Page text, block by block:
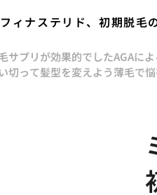
ィナステリド、初期脱毛
サプリが効果的でしたAGAに
切って髪型を変えよう薄毛で